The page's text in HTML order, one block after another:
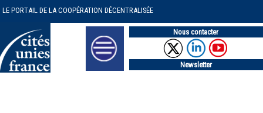
LE PORTAIL DE LA COOPÉRATION DÉCENTRALISÉE
Nous contacter
Newsletter